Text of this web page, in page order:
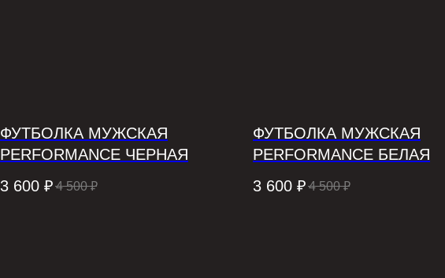
ФУТБОЛКА МУЖСКАЯ
PERFORMANCE ЧЕРНАЯ
3 600 ₽ 4 500 ₽
ФУТБОЛКА МУЖСКАЯ
PERFORMANCE БЕЛАЯ
3 600 ₽ 4 500 ₽